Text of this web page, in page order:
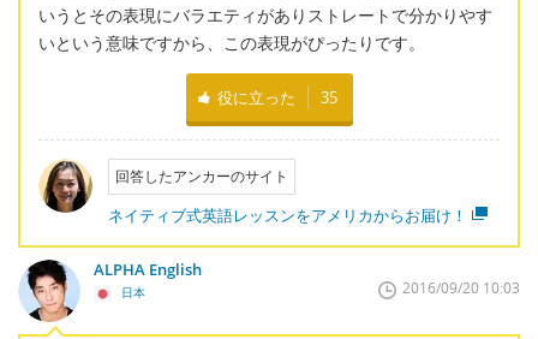
いうとその表現にバラエティがありストレートで分かりやす
いという意味ですから、この表現がぴったりです。
役に立った 35
回答したアンカーのサイト
ネイティブ式英語レッスンをアメリカからお届け！
ALPHA English
日本 2016/09/20 10:03